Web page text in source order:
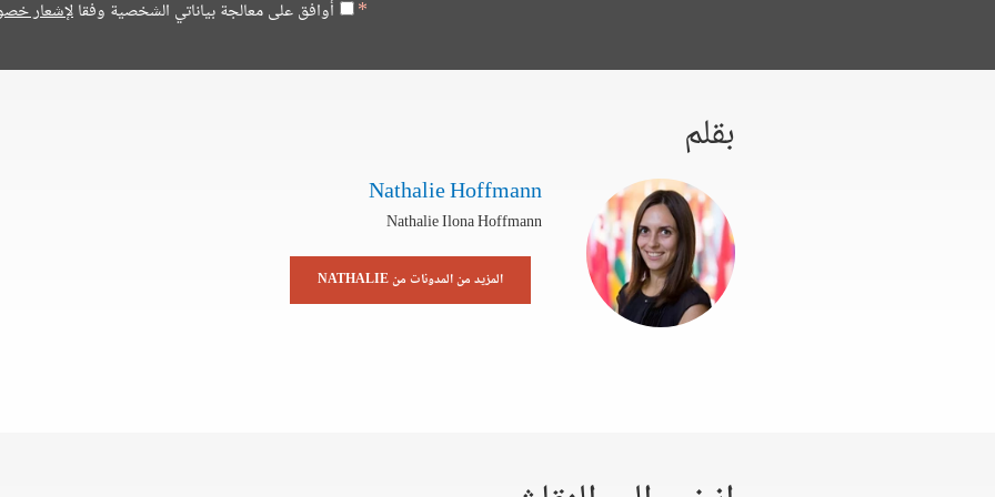
أوافق على معالجة بياناتي الشخصية وفقالإشعار
بقلم
Nathalie Hoffmann
Nathalie Ilona Hoffmann
المزيد من المدونات من NATHALIE